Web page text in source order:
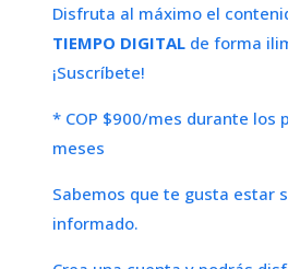
Disfruta al máximo el
TIEMPO DIGITAL de forma
¡Suscríbete!
* COP $900/mes durante los
meses
Sabemos que te gusta estar
informado.